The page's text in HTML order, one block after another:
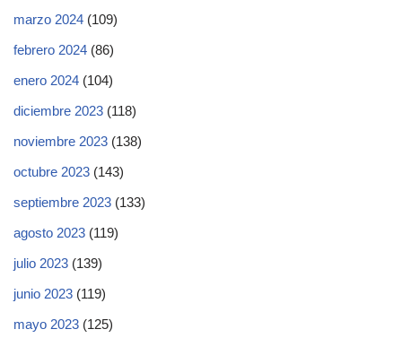
marzo 2024 (109)
febrero 2024 (86)
enero 2024 (104)
diciembre 2023 (118)
noviembre 2023 (138)
octubre 2023 (143)
septiembre 2023 (133)
agosto 2023 (119)
julio 2023 (139)
junio 2023 (119)
mayo 2023 (125)